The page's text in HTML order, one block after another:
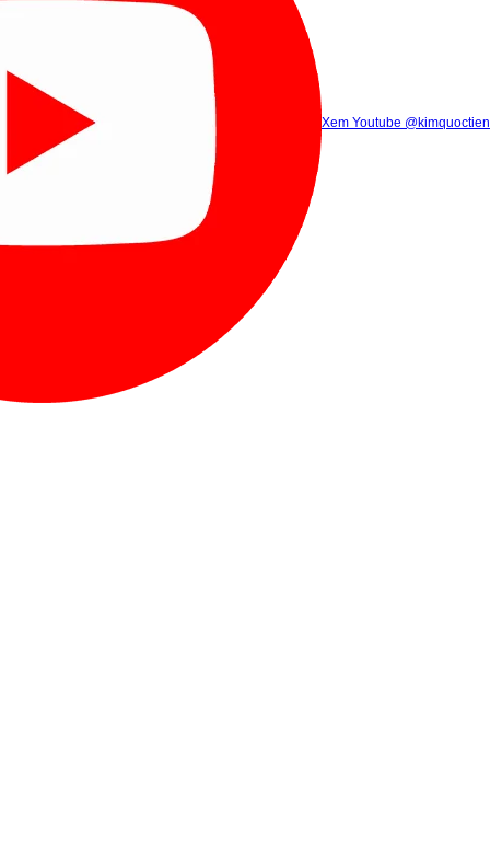
Xem Tik Tok
Gọi điện (8h00 - 21h30)
Xem Youtube @kimquoctien